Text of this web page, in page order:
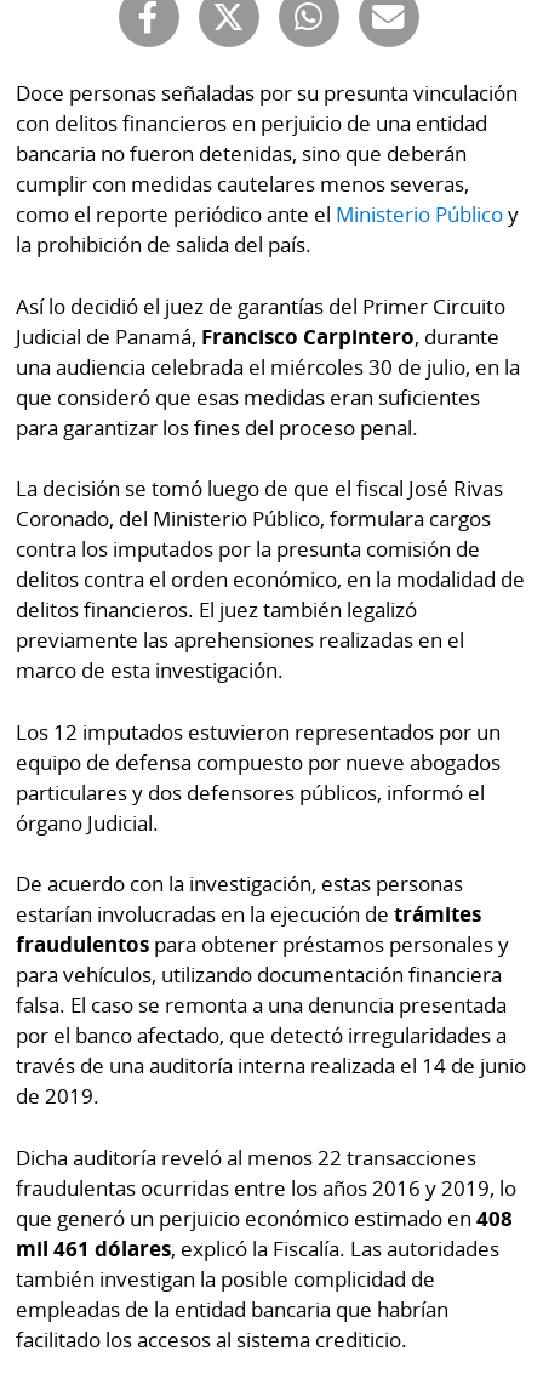
Buscador
Catálogos
Lotería
Kiosko
digital
Luctuosas
RSS
Temas
Autores
Notas
al
lector
Buenas
prácticas
OTROS
Metro
por
Metro
Tienda
Panamá
Tus
Tiquetes
Cero
KM
Corprensa
Mi
Diario
Ellas
Club
Prensa
Busca
Fácil
⌾
Hoy
por
Hoy
⌾
Sábado
Picante
⌾
La
Tal
Cual
Sabrina
Sin
Censura
Doce personas señaladas por su presunta vinculación
con delitos financieros en perjuicio de una entidad
bancaria no fueron detenidas, sino que deberán
cumplir con medidas cautelares menos severas,
como el reporte periódico ante el Ministerio Públicoy
la prohibición de salida del país.
Así lo decidió el juez de garantías del Primer Circuito
Judicial de Panamá, Francisco Carpintero, durante
una audiencia celebrada el miércoles 30 de julio, en la
que consideró que esas medidas eran suficientes
para garantizar los fines del proceso penal.
La decisión se tomó luego de que el fiscal José Rivas
Coronado, del Ministerio Público, formulara cargos
contra los imputados por la presunta comisión de
delitos contra el orden económico, en la modalidad de
delitos financieros. El juez también legalizó
previamente las aprehensiones realizadas en el
marco de esta investigación.
Los 12 imputados estuvieron representados por un
equipo de defensa compuesto por nueve abogados
particulares y dos defensores públicos, informó el
órgano Judicial.
De acuerdo con la investigación, estas personas
estarían involucradas en la ejecución detrámites
fraudulentos para obtener préstamos personales y
para vehículos, utilizando documentación financiera
falsa. El caso se remonta a una denuncia presentada
por el banco afectado, que detectó irregularidades a
través de una auditoría interna realizada el 14 de junio
de 2019.
Dicha auditoría reveló al menos 22 transacciones
fraudulentas ocurridas entre los años 2016 y 2019, lo
que generó un perjuicio económico estimado en408
mil 461 dólares, explicó la Fiscalía. Las autoridades
también investigan la posible complicidad de
empleadas de la entidad bancaria que habrían
facilitado los accesos al sistema crediticio.